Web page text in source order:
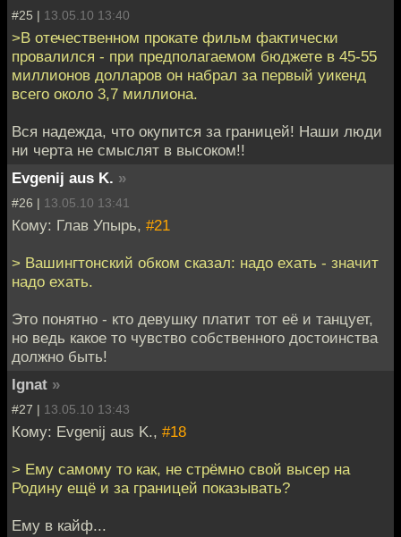
#25 | 13.05.10 13:40
>В отечественном прокате фильм фактически
провалился - при предполагаемом бюджете в 45-55
миллионов долларов он набрал за первый уикенд
всего около 3,7 миллиона.
Вся надежда, что окупится за границей! Наши люди
ни черта не смыслят в высоком!!
Evgenij aus K. »
#26 | 13.05.10 13:41
Кому: Глав Упырь, #21
> Вашингтонский обком сказал: надо ехать - значит
надо ехать.
Это понятно - кто девушку платит тот её и танцует,
но ведь какое то чувство собственного достоинства
должно быть!
Ignat »
#27 | 13.05.10 13:43
Кому: Evgenij aus K., #18
> Ему самому то как, не стрёмно свой высер на
Родину ещё и за границей показывать?
Ему в кайф...